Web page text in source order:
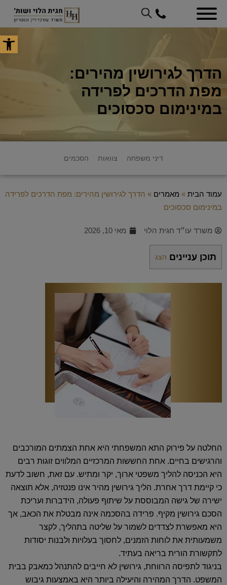
פתח
הדרך לגירושין מהירים:
מפת הדרכים לפרידה
במינימום סכסוכים
דיני משפחה צוואות הסכמים
עמוד הבית » מאמרים » הדרך לגירושין מהירים: מפת הדרכים לפרידה
במינימום סכסוכים
משרד עו״ד חגית הלוי מאי 10, 2026
תוכן עניינים הצג
החלטה על פירוק התא המשפחתי היא אחת הצמתים המורכבים
והרגישים בחיים. אחת החששות המרכזיים המלווים זוגות רבים
היא הכניסה להליך משפטי ארוך, יקר ומתיש. עם זאת, חשוב לדעת
כי קיימת דרך אחרת. הליך גירושין מהיר אינו פנטזיה, אלא תוצאה
ישירה של גישה המבוססת על שיתוף פעולה, הידברות ועריכת
הסכם גירושין מקיף. פרידה בהסכמה אינה מבטלת את הכאב, אך
היא מאפשרת לצדדים לשמור על שליטה בתהליך, לקצר
משמעותית את לוחות הזמנים, לחסוך בעלויות ולבנות יסודות
לתקשורת הורית בריאה בעתיד.
בניגוד לתפיסה הרווחת, גירושין לא חייבים להתנהל כמאבק בבית
המשפט. הדרך המהירה והיעילה ביותר היא באמצעות גיבוש